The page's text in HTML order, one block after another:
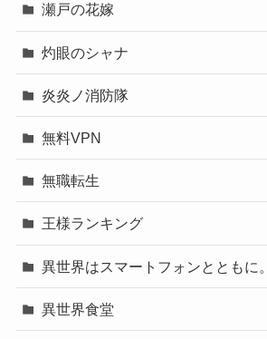
瀬戸の花嫁
灼眼のシャナ
炎炎ノ消防隊
無料VPN
無職転生
王様ランキング
異世界はスマートフォンとともに。
異世界食堂